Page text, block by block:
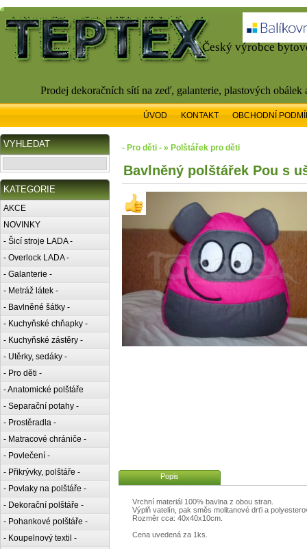
Český výrobce
Prodej dekoračních sítí na zeď, galanterie, plastových
ÚVOD KONTAKT OBCHODNÍ
VYHLEDAT
KATEGORIE
AKCE
NOVINKY
- Šicí stroje LADA -
- Overlock LADA -
- Galanterie -
- Metráž látek -
- Bavlněné šátky -
- Kuchyňské chňapky -
- Kuchyňské zástěry -
- Utěrky, sedáky -
- Pro děti -
- Anatomické polštáře
- Separační potahy -
- Prostěradla -
- Matracové chrániče -
- Povlečení -
- Přikrývky, polštáře -
- Povlaky na polštáře -
- Dekorační polštáře -
- Pohankové polštáře -
- Koupelnový textil -
- Pro děti - » Polštářek pro děti
Bavlněný polštářek Pou s
Popis
Vrchní materiál 100% bavlna z obou stran.
Výplň vatelín, pak směs molitanové drťi a
Rozměr cca: 40x40x10cm.
Cena uvedená za 1ks.